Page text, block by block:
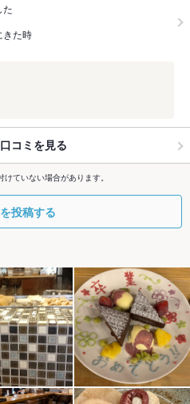
た
きた時
コミを見る
ていない場合があります。
投稿する